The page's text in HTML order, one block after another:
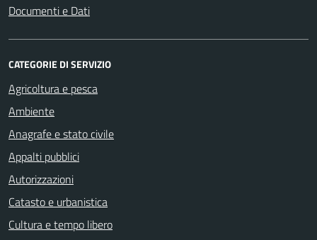
Documenti e Dati
CATEGORIE DI SERVIZIO
Agricoltura e pesca
Ambiente
Anagrafe e stato civile
Appalti pubblici
Autorizzazioni
Catasto e urbanistica
Cultura e tempo libero